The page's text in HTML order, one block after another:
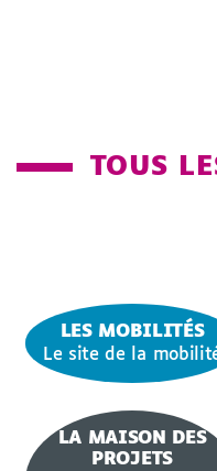
TOUS
LES MOBILITÉS
Le site de la
LA MAISON DES
PROJETS